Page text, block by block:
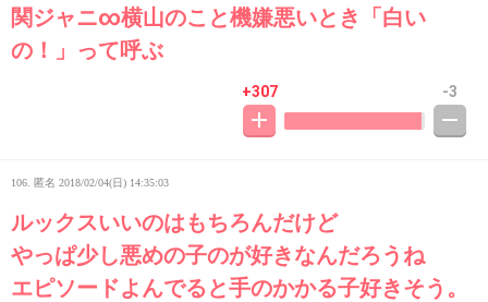
関ジャニ∞横山のこと機嫌悪いとき「白い
の！」って呼ぶ
+307 -3
106. 匿名 2018/02/04(日) 14:35:03
ルックスいいのはもちろんだけど
やっぱ少し悪めの子のが好きなんだろうね
エピソードよんでると手のかかる子好きそう。